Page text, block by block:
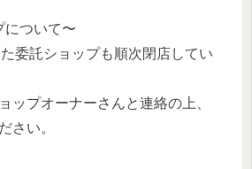
について〜
委託ショップも順次閉店してい
ップオーナーさんと連絡の上、
さい。